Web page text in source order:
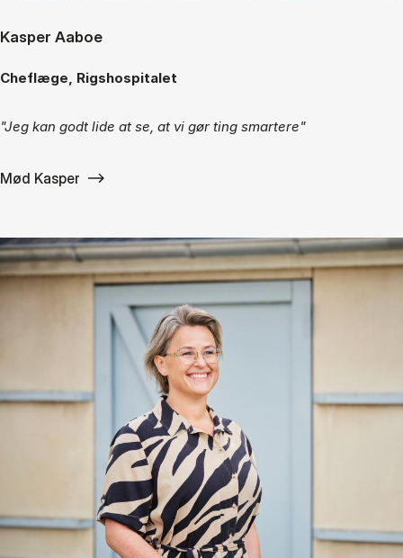
Kasper Aaboe
Cheflæge, Rigshospitalet
"Jeg kan godt lide at se, at vi gør ting smartere"
Mød Kasper